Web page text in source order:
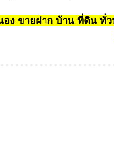
อง ขายฝาก บ้าน ที่ดิน ทั่ว